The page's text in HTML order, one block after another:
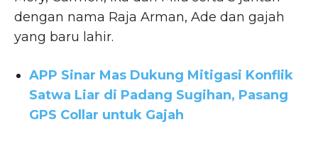
dengan nama Raja Arman, Ade dan gajah
yang baru lahir.
APP Sinar Mas Dukung Mitigasi Konflik
Satwa Liar di Padang Sugihan, Pasang
GPS Collar untuk Gajah